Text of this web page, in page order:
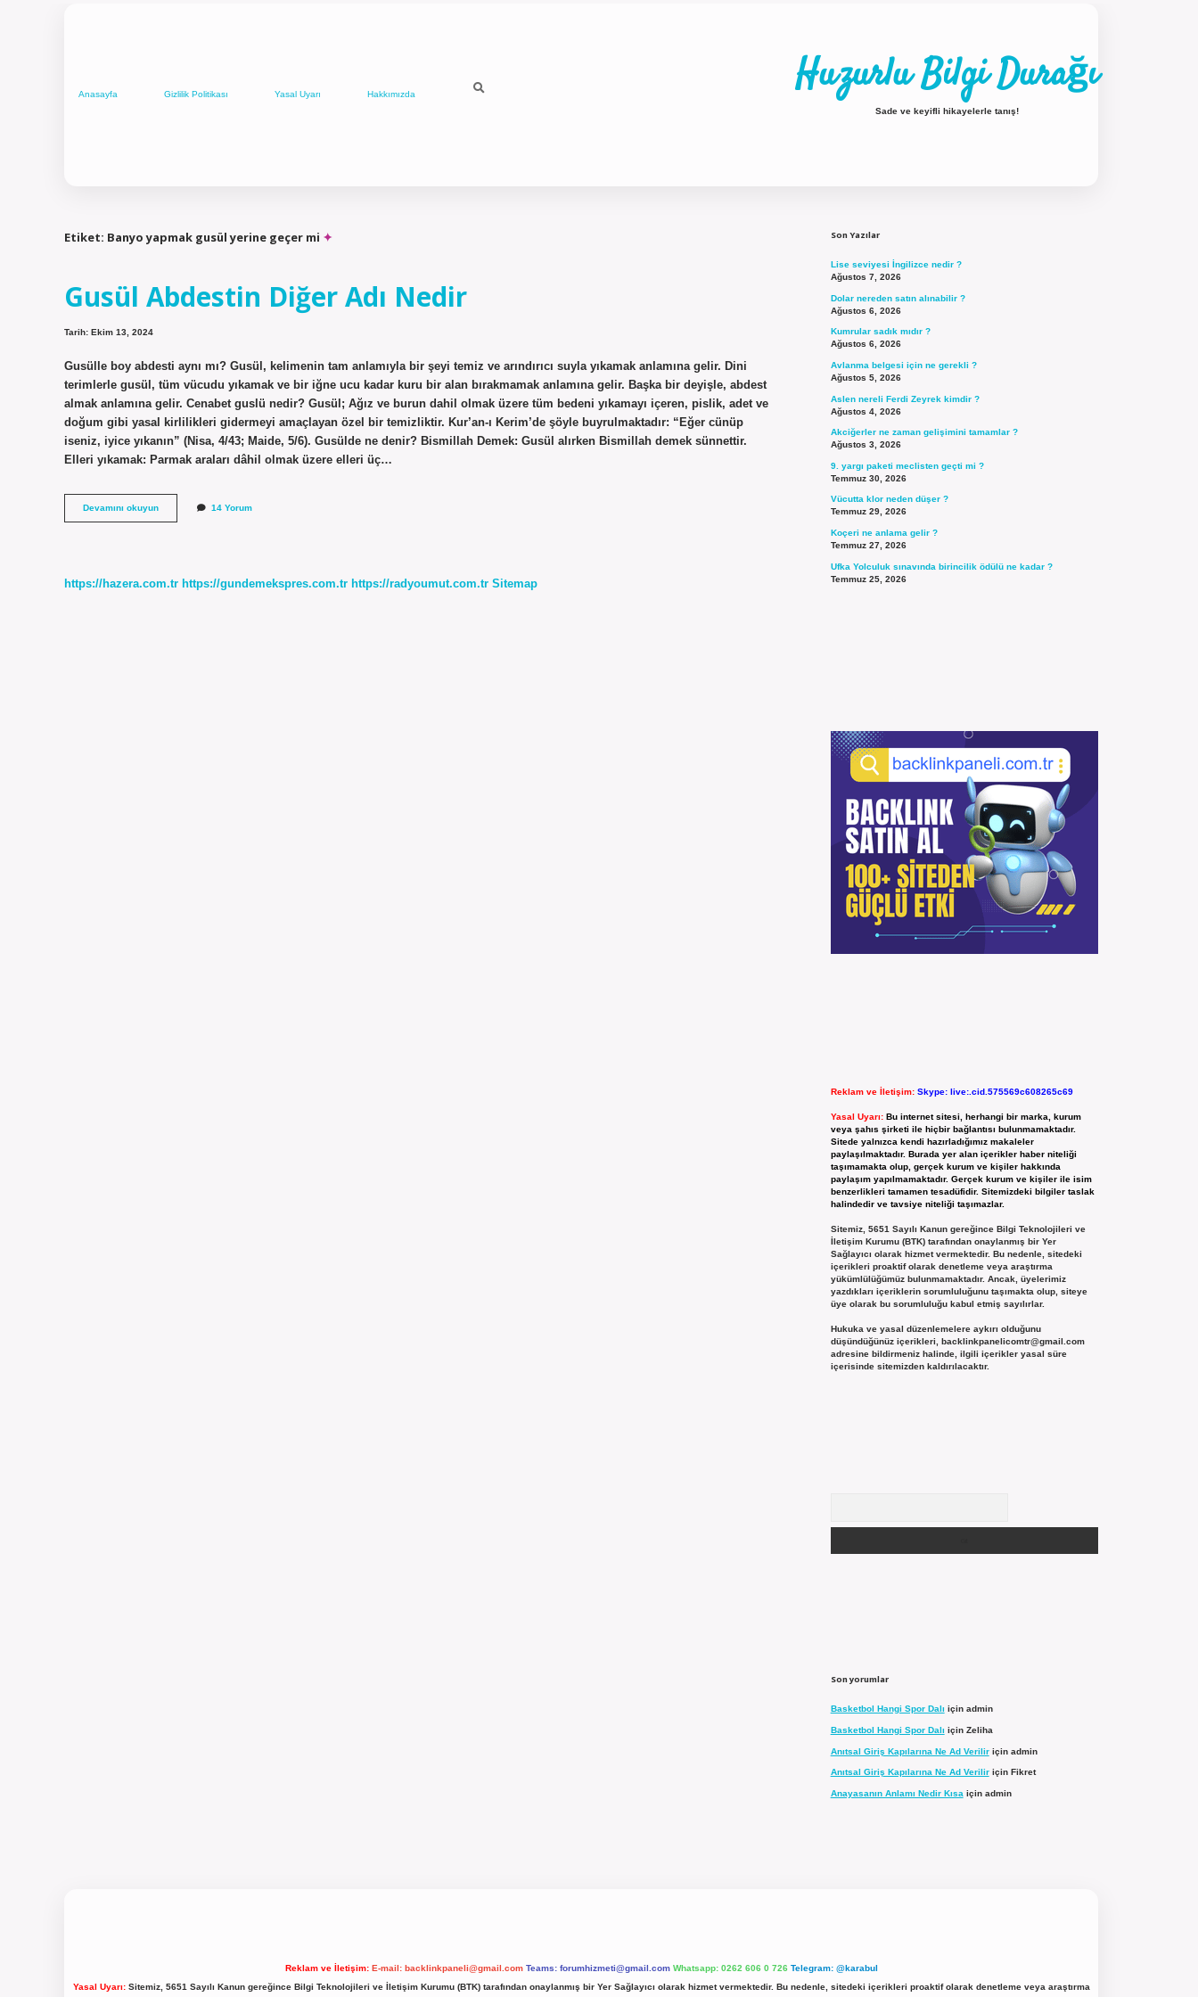
Anasayfa Gizlilik Politikası Yasal Uyarı Hakkımızda Huzurlu Bilgi Durağı
Sade ve keyifli hikayelerle tanış!
Etiket: Banyo yapmak gusül yerine geçer mi
Gusül Abdestin Diğer Adı Nedir
Tarih: Ekim 13, 2024
Gusülle boy abdesti aynı mı? Gusül, kelimenin tam anlamıyla bir şeyi temiz ve arındırıcı suyla yıkamak anlamına gelir. Dini
terimlerle gusül, tüm vücudu yıkamak ve bir iğne ucu kadar kuru bir alan bırakmamak anlamına gelir. Başka bir deyişle, abdest
almak anlamına gelir. Cenabet guslü nedir? Gusül; Ağız ve burun dahil olmak üzere tüm bedeni yıkamayı içeren, pislik, adet ve
doğum gibi yasal kirlilikleri gidermeyi amaçlayan özel bir temizliktir. Kur’an-ı Kerim’de şöyle buyrulmaktadır: “Eğer cünüp
iseniz, iyice yıkanın” (Nisa, 4/43; Maide, 5/6). Gusülde ne denir? Bismillah Demek: Gusül alırken Bismillah demek sünnettir.
Elleri yıkamak: Parmak araları dâhil olmak üzere elleri üç…
Devamını okuyunGusül
Abdestin
14 Yorum
https://hazera.com.tr https://gundemekspres.com.tr https://radyoumut.com.tr Sitemap
Son Yazılar
Lise seviyesi İngilizce nedir ?
Ağustos 7, 2026
Dolar nereden satın alınabilir ?
Ağustos 6, 2026
Kumrular sadık mıdır ?
Ağustos 6, 2026
Avlanma belgesi için ne gerekli ?
Ağustos 5, 2026
Aslen nereli Ferdi Zeyrek kimdir ?
Ağustos 4, 2026
Akciğerler ne zaman gelişimini tamamlar ?
Ağustos 3, 2026
9. yargı paketi meclisten geçti mi ?
Temmuz 30, 2026
Vücutta klor neden düşer ?
Temmuz 29, 2026
Koçeri ne anlama gelir ?
Temmuz 27, 2026
Ufka Yolculuk sınavında birincilik ödülü ne kadar ?
Temmuz 25, 2026
Reklam ve İletişim: Skype: live:.cid.575569c608265c69
Yasal Uyarı: Bu internet sitesi, herhangi bir marka, kurum
veya şahıs şirketi ile hiçbir bağlantısı bulunmamaktadır.
Sitede yalnızca kendi hazırladığımız makaleler
paylaşılmaktadır. Burada yer alan içerikler haber niteliği
taşımamakta olup, gerçek kurum ve kişiler hakkında
paylaşım yapılmamaktadır. Gerçek kurum ve kişiler ile isim
benzerlikleri tamamen tesadüfidir. Sitemizdeki bilgiler taslak
halindedir ve tavsiye niteliği taşımazlar.
Sitemiz, 5651 Sayılı Kanun gereğince Bilgi Teknolojileri ve
İletişim Kurumu (BTK) tarafından onaylanmış bir Yer
Sağlayıcı olarak hizmet vermektedir. Bu nedenle, sitedeki
içerikleri proaktif olarak denetleme veya araştırma
yükümlülüğümüz bulunmamaktadır. Ancak, üyelerimiz
yazdıkları içeriklerin sorumluluğunu taşımakta olup, siteye
üye olarak bu sorumluluğu kabul etmiş sayılırlar.
Hukuka ve yasal düzenlemelere aykırı olduğunu
düşündüğünüz içerikleri, backlinkpanelicomtr@gmail.com
adresine bildirmeniz halinde, ilgili içerikler yasal süre
içerisinde sitemizden kaldırılacaktır.
Son yorumlar
Basketbol Hangi Spor Dalı için admin
Basketbol Hangi Spor Dalı için Zeliha
Anıtsal Giriş Kapılarına Ne Ad Veriliriçin admin
Anıtsal Giriş Kapılarına Ne Ad Veriliriçin Fikret
Anayasanın Anlamı Nedir Kısa için admin
Reklam ve İletişim: E-mail: backlinkpaneli@gmail.com Teams: forumhizmeti@gmail.com Whatsapp: 0262 606 0 726 Telegram: @karabul
Yasal Uyarı:Sitemiz, 5651 Sayılı Kanun gereğince Bilgi Teknolojileri ve İletişim Kurumu (BTK) tarafından onaylanmış bir Yer Sağlayıcı olarak hizmet vermektedir. Bu nedenle, sitedeki içerikleri proaktif olarak denetleme veya araştırma